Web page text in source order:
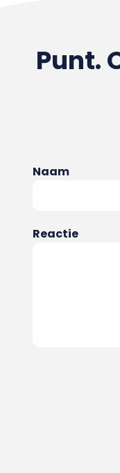
Punt.
Naam
Reactie